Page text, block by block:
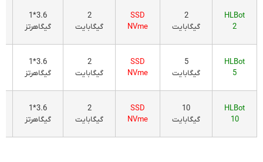
HLBot
2
2
گیگابایت
SSD
NVme
2
گیگابایت
3.6*1
گیگاهرتز
HLBot
5
5
گیگابایت
SSD
NVme
2
گیگابایت
3.6*1
گیگاهرتز
HLBot
10
10
گیگابایت
SSD
NVme
2
گیگابایت
3.6*1
گیگاهرتز